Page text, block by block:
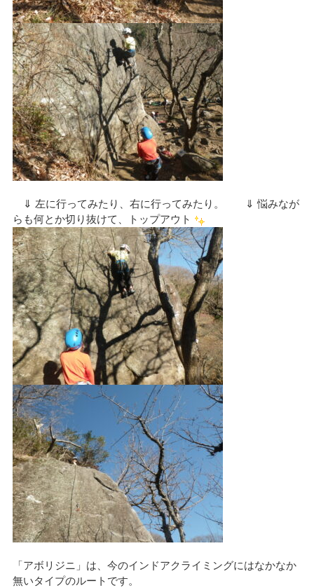
⇓ 左に行ってみたり、右に行ってみたり。 ⇓ 悩みなが
らも何とか切り抜けて、トップアウト
「アボリジニ」は、今のインドアクライミングにはなかなか
無いタイプのルートです。